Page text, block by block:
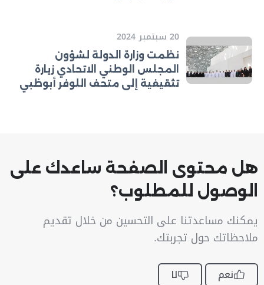
20 سبتمبر 2024
نظمت وزارة الدولة لشؤون
المجلس الوطني الاتحادي زيارة
تثقيفية إلى متحف اللوفر أبوظبي
هل محتوى الصفحة ساعدك على
الوصول للمطلوب؟
يمكنك مساعدتنا على التحسين من خلال تقديم
ملاحظاتك حول تجربتك.
نعم لا